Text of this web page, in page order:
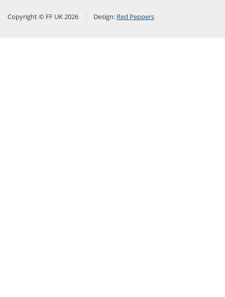
Copyright © FF UK 2026 Design: Red Peppers